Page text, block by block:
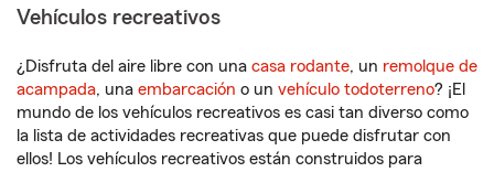
Vehículos recreativos
¿Disfruta del aire libre con una casa rodante, un remolque de
acampada, una embarcación o un vehículo todoterreno? ¡El
mundo de los vehículos recreativos es casi tan diverso como
la lista de actividades recreativas que puede disfrutar con
ellos! Los vehículos recreativos están construidos para